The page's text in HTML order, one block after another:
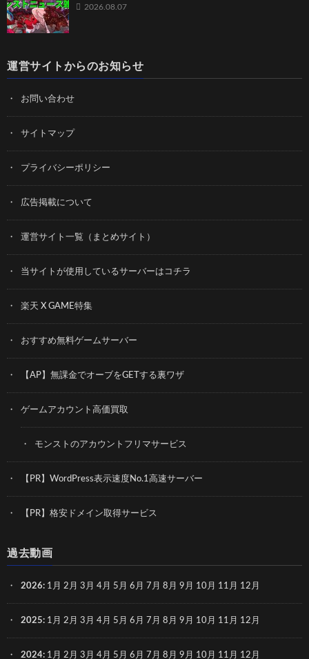
2026.08.07
運営サイトからのお知らせ
お問い合わせ
サイトマップ
プライバシーポリシー
広告掲載について
運営サイト一覧（まとめサイト）
当サイトが使用しているサーバーはコチラ
楽天 X GAME特集
おすすめ無料ゲームサーバー
【AP】無課金でオーブをGETする裏ワザ
ゲームアカウント高価買取
モンストのアカウントフリマサービス
【PR】WordPress表示速度No.1高速サーバー
【PR】格安ドメイン取得サービス
過去動画
2026: 1月 2月 3月 4月 5月 6月 7月 8月 9月 10月 11月 12月
2025: 1月 2月 3月 4月 5月 6月 7月 8月 9月 10月 11月 12月
2024: 1月 2月 3月 4月 5月 6月 7月 8月 9月 10月 11月 12月